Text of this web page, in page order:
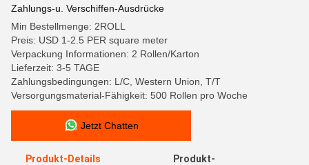
Zahlungs-u. Verschiffen-Ausdrücke
Min Bestellmenge: 2ROLL
Preis: USD 1-2.5 PER square meter
Verpackung Informationen: 2 Rollen/Karton
Lieferzeit: 3-5 TAGE
Zahlungsbedingungen: L/C, Western Union, T/T
Versorgungsmaterial-Fähigkeit: 500 Rollen pro Woche
Jetzt Chatten
Produkt-Details
Produkt-